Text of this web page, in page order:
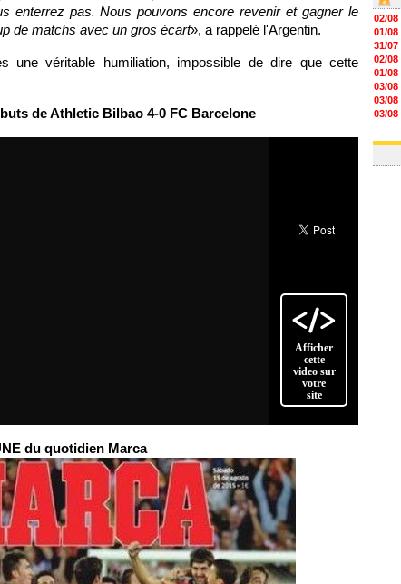
enterrez pas. Nous pouvons encore revenir et gagner le
de matchs avec un gros écart», a rappelé l'Argentin.
une véritable humiliation, impossible de dire que cette
de Athletic Bilbao 4-0 FC Barcelone
Afficher
cette
video sur
votre
site
du quotidien Marca
02/08
01/08
31/07
02/08
01/08
03/08
03/08
03/08
31/07